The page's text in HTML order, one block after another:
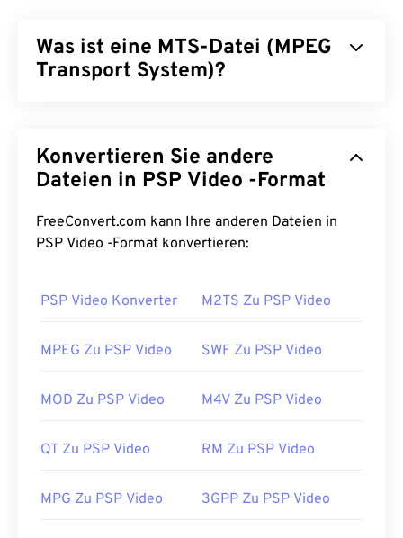
Was ist eine MTS-Datei (MPEG
Transport System)?
und Audio erzeugen. MTS wurdevon Sony
Panasonicentwickelt, aber auch Canon,JVCund
Dateityp ist auch mitBlu-raykompatibel. Eine
weitere Bezeichnung für MTS ist Advanced Video
Wie öffnet man eine MTS-Datei?
MTS ist ein Standarddateityp für Camcorder und
Mobilgeräten. Programme, die MTS abspielen
,Apples Final Cut Pro undVLC Media Player
schwer zu verwalten und zu speichern. Um die
Konvertieren Sie andere
Dateien in PSP Video -Format
FreeConvert.com kann Ihre anderen Dateien in
PSP Video -Format konvertieren:
PSP Video Konverter M2TS Zu PSP Video
MPEG Zu PSP Video SWF Zu PSP Video
MOD Zu PSP Video M4V Zu PSP Video
QT Zu PSP Video RM Zu PSP Video
MPG Zu PSP Video 3GPP Zu PSP Video